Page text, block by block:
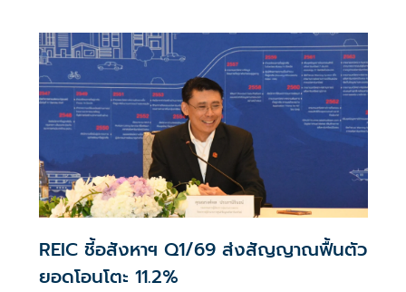
โอกาสกลับตัวมากกว่า'พระเดช' ยันปชป.ไม่ได้เห็นด้วยกับการ
นิรโทษผู้ทำผิดคดี 112 แต่ต้องทำอย่างมีสติ
REIC ชี้อสังหาฯ Q1/69 ส่งสัญญาณฟื้นตัว
ยอดโอนโตะ 11.2%